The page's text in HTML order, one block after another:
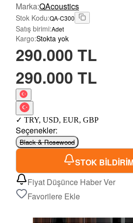
Marka:QAcoustics
Stok Kodu:QA-C300
Satış birimi:Adet
Kargo:Stokta yok
290.000 TL
290.000 TL
✓ TRY, USD, EUR, GBP
Seçenekler:
Black & Rosewood
STOK
Fiyat Düşünce Haber Ver
Favorilere Ekle